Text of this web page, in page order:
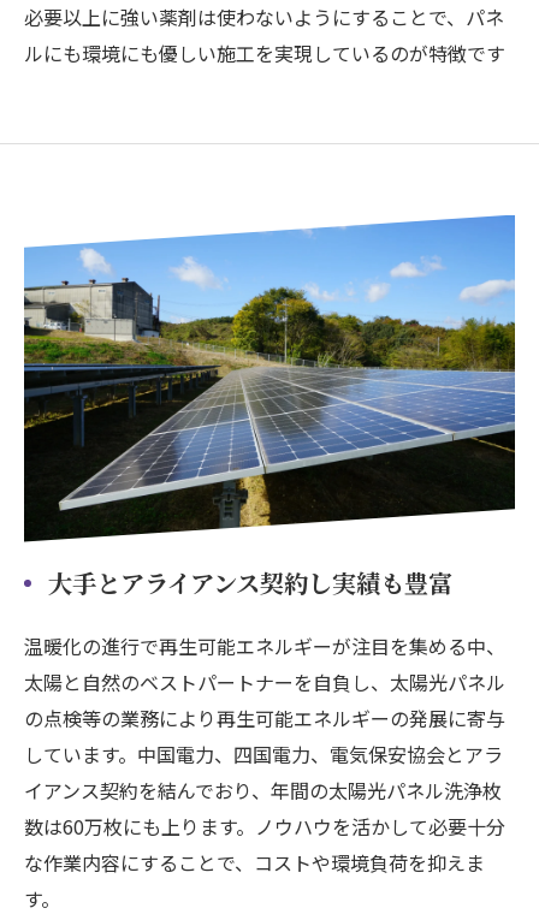
必要以上に強い薬剤は使わないようにすることで、パネ
ルにも環境にも優しい施工を実現しているのが特徴です
大手とアライアンス契約し実績も豊富
温暖化の進行で再生可能エネルギーが注目を集める中、
太陽と自然のベストパートナーを自負し、太陽光パネル
の点検等の業務により再生可能エネルギーの発展に寄与
しています。中国電力、四国電力、電気保安協会とアラ
イアンス契約を結んでおり、年間の太陽光パネル洗浄枚
数は60万枚にも上ります。ノウハウを活かして必要十分
な作業内容にすることで、コストや環境負荷を抑えま
す。